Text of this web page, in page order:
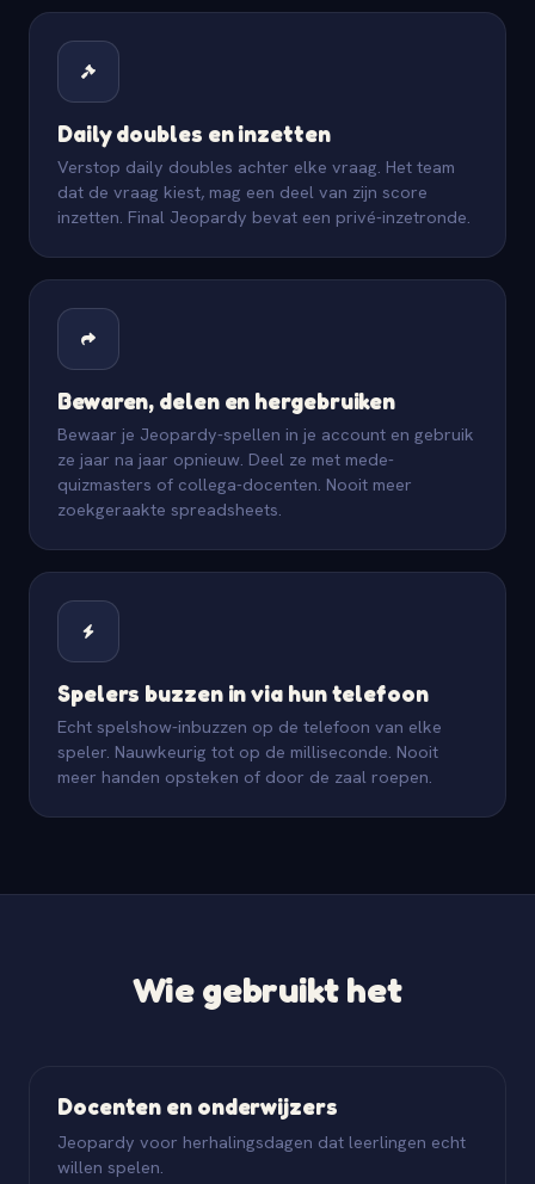
Daily doubles en inzetten
Verstop daily doubles achter elke vraag. Het team
dat de vraag kiest, mag een deel van zijn score
inzetten. Final Jeopardy bevat een privé-inzetronde.
Bewaren, delen en hergebruiken
Bewaar je Jeopardy-spellen in je account en gebruik
ze jaar na jaar opnieuw. Deel ze met mede-
quizmasters of collega-docenten. Nooit meer
zoekgeraakte spreadsheets.
Spelers buzzen in via hun telefoon
Echt spelshow-inbuzzen op de telefoon van elke
speler. Nauwkeurig tot op de milliseconde. Nooit
meer handen opsteken of door de zaal roepen.
Wie gebruikt het
Docenten en onderwijzers
Jeopardy voor herhalingsdagen dat leerlingen echt
willen spelen.